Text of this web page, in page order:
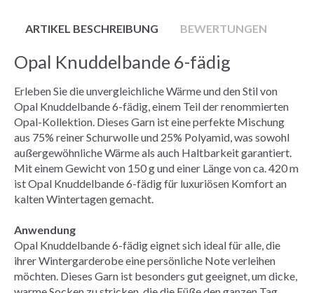
ARTIKEL BESCHREIBUNG BEWERTUNGEN
Opal Knuddelbande 6-fädig
Erleben Sie die unvergleichliche Wärme und den Stil von
Opal Knuddelbande 6-fädig, einem Teil der renommierten
Opal-Kollektion. Dieses Garn ist eine perfekte Mischung
aus 75% reiner Schurwolle und 25% Polyamid, was sowohl
außergewöhnliche Wärme als auch Haltbarkeit garantiert.
Mit einem Gewicht von 150 g und einer Länge von ca. 420 m
ist Opal Knuddelbande 6-fädig für luxuriösen Komfort an
kalten Wintertagen gemacht.
Anwendung
Opal Knuddelbande 6-fädig eignet sich ideal für alle, die
ihrer Wintergarderobe eine persönliche Note verleihen
möchten. Dieses Garn ist besonders gut geeignet, um dicke,